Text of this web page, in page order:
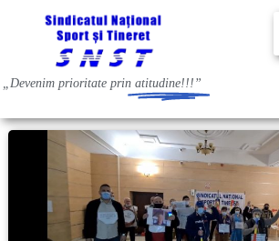
„Devenim prioritate prin atitudine!!!”